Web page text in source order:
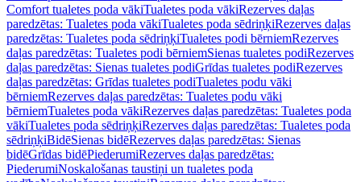
Comfort tualetes poda vākiTualetes poda vākiRezerves daļas
paredzētas: Tualetes poda vākiTualetes poda sēdriņķiRezerves daļas
paredzētas: Tualetes poda sēdriņķiTualetes podi bērniemRezerves
daļas paredzētas: Tualetes podi bērniemSienas tualetes podiRezerves
daļas paredzētas: Sienas tualetes podiGrīdas tualetes podiRezerves
daļas paredzētas: Grīdas tualetes podiTualetes podu vāki
bērniemRezerves daļas paredzētas: Tualetes podu vāki
bērniemTualetes poda vākiRezerves daļas paredzētas: Tualetes poda
vākiTualetes poda sēdriņķiRezerves daļas paredzētas: Tualetes poda
sēdriņķiBidēSienas bidēRezerves daļas paredzētas: Sienas
bidēGrīdas bidēPiederumiRezerves daļas paredzētas:
PiederumiNoskalošanas taustiņi un tualetes poda